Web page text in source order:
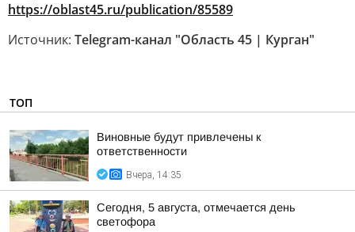
https://oblast45.ru/publication/85589
Источник: Telegram-канал "Область 45 | Курган"
ТОП
Виновные будут привлечены к
ответственности
Вчера, 14:35
Сегодня, 5 августа, отмечается день
светофора